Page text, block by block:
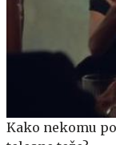
Kako nekomu